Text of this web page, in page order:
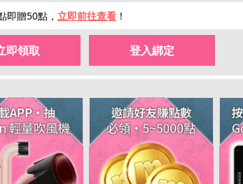
hot
點數補給 回饋10% 限時加碼
即贈50點， 立即前往查看 ！
即領取 登入綁定